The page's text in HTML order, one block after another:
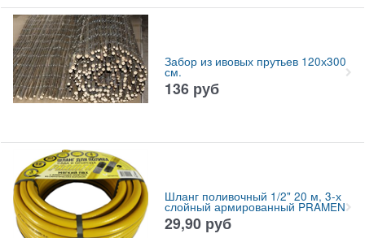
Забор из ивовых прутьев 120х300
см.
136 руб
Шланг поливочный 1/2" 20 м, 3-х
слойный армированный PRAMEN
29,90 руб